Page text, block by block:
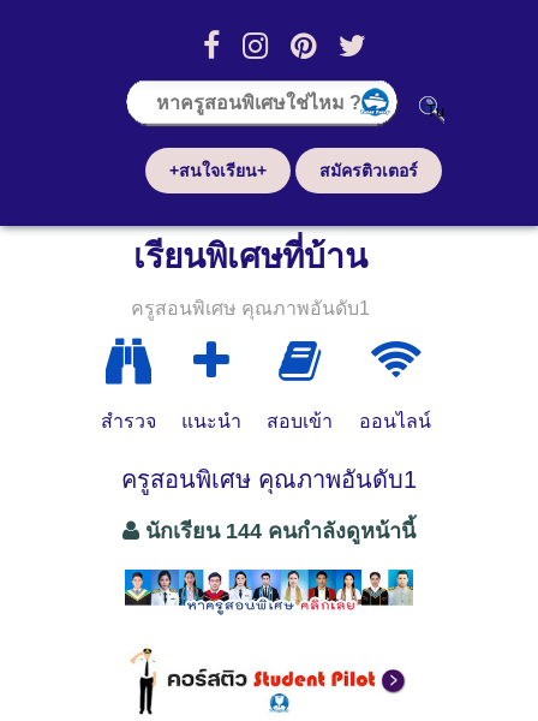
+สนใจเรียน+ สมัครติวเตอร์
เรียนพิเศษที่บ้าน
ครูสอนพิเศษ คุณภาพอันดับ1
สำรวจ แนะนำ สอบเข้า ออนไลน์
ครูสอนพิเศษ คุณภาพอันดับ1
นักเรียน 144 คนกำลังดูหน้านี้